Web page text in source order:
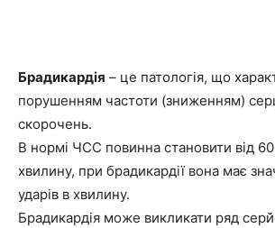
Брадикардія – це патологія, що
порушенням частоти (зниженням)
скорочень.
В нормі ЧСС повинна становити від 60
хвилину, при брадикардії вона має
ударів в хвилину.
Брадикардія може викликати ряд